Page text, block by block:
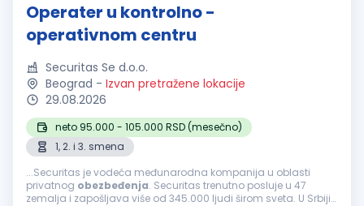
Operater u kontrolno -
operativnom centru
Securitas Se d.o.o.
Beograd - Izvan pretražene lokacije
29.08.2026
neto 95.000 - 105.000 RSD (mesečno)
1, 2. i 3. smena
...Securitas je vodeća međunarodna kompanija u oblasti
privatnog obezbeđenja. Securitas trenutno posluje u 47
zemalja i zapošljava više od 345.000 ljudi širom sveta. U Srbiji